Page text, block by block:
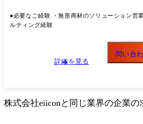
タートアップエコシステムの構築 等 ●業務内
ポ： ヒアリングを行い、真の解決すべき課題を
資料を作成します。 ・ 公募～応札： 自治体か
までに応札を行います。 ・ プロジェクト進行
行い、プロジェクトを立ち上げます。 プロジェ
●必要なご経験 ・無形商材のソリューション営
ルティング経験
詳細を見る
問い合
株式会社eiiconと同じ業界の企業の